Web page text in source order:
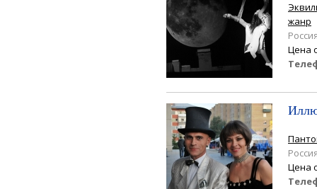
жанр
Цена
Цена